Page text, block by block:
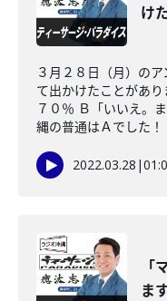
け
３月２８日（月）の
て出かけたことがあ
７０％ Ｂ「いいえ。
縄の普通はＡでした！
2022.03.28 |
ま